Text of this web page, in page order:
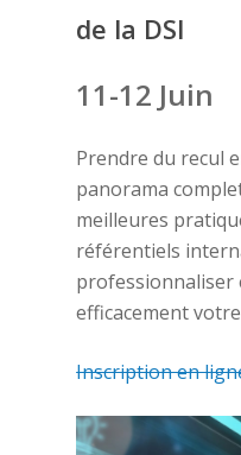
de la DSI
11-12 Juin
Prendre du recul
panorama
meilleures
référentiels
professionnaliser
efficacement
Inscription en